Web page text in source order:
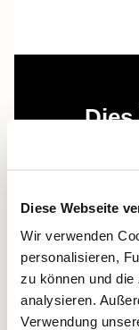
Diese Webseite
Wir verwenden
personalisieren,
zu können und
analysieren.
Verwendung
Dies